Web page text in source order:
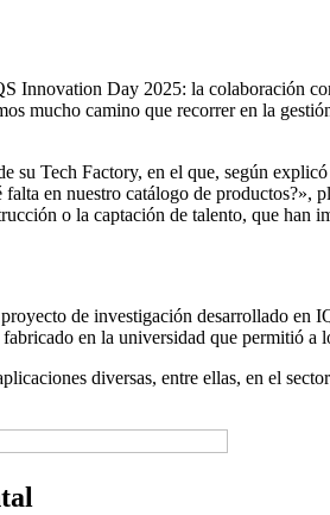
Innovation Day 2025: la colaboración
mucho camino que recorrer en la
Tech Factory, en el que, según
en nuestro catálogo de
o la captación de talento, que
de investigación desarrollado en
en la universidad que permitió a
diversas, entre ellas, en el